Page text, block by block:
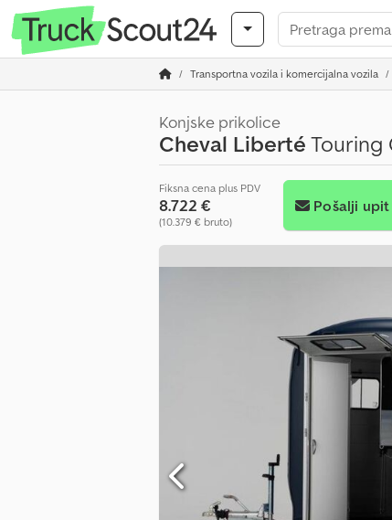
Transportna vozila i komercijalna vozila
Konjske prikolice
Cheval LibertéTouring
Fiksna cena plus PDV
8.722 €
(10.379 € bruto)
Pošalji upit